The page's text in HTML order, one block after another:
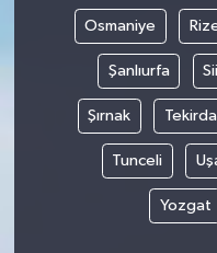
Osmaniye
Şanlıurfa
Şırnak
Tunceli
Yozgat